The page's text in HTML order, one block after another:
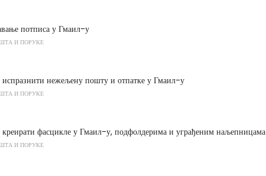
потписа у Гмаил-у
И ПОРУКЕ
испразнити нежељену пошту и отпатке у Гмаил-у
И ПОРУКЕ
креирати фасцикле у Гмаил-у, подфолдерима и уграђеним наљепницама
И ПОРУКЕ